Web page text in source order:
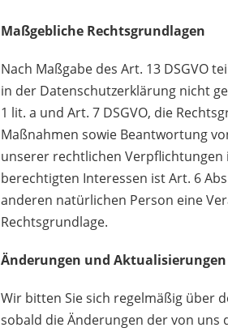
Maßgebliche Rechtsgrundlagen
Nach Maßgabe des Art. 13 DSGVO
in der Datenschutzerklärung nicht
1 lit. a und Art. 7 DSGVO, die
Maßnahmen sowie Beantwortung
unserer rechtlichen Verpflichtungen
berechtigten Interessen ist Art. 6
anderen natürlichen Person eine
Rechtsgrundlage.
Änderungen und
Wir bitten Sie sich regelmäßig über
sobald die Änderungen der von uns